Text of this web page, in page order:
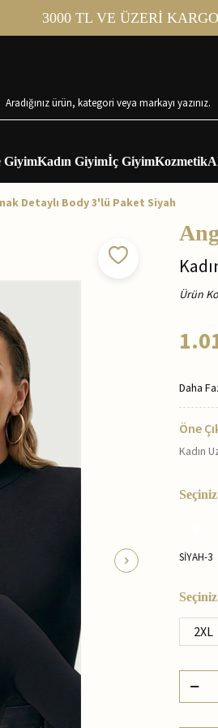
3000 TL VE ÜZERİ
GiyimKadın Giyimİç GiyimKozmetik
Detaylı Body 3'lü Paket Siyah
Ürün
Daha
Öne
Kadın
Seçiniz
SİYAH-3
Seçiniz
2XL